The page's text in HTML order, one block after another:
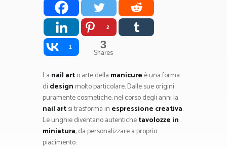
2
1 3
Shares
La nail arto arte della manicure è una forma
di design molto particolare. Dalle sue origini
puramente cosmetiche, nel corso degli anni la
nail artsi trasforma in espressione creativa.
Le unghie diventano autentichetavolozze in
miniatura, da personalizzare a proprio
piacimento.